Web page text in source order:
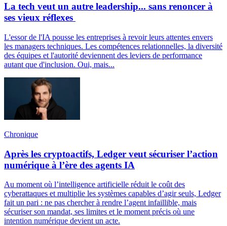
La tech veut un autre leadership... sans renoncer à
ses vieux réflexes
L'essor de l'IA pousse les entreprises à revoir leurs attentes envers
les managers techniques. Les compétences relationnelles, la diversité
des équipes et l'autorité deviennent des leviers de performance
autant que d'inclusion. Oui, mais...
Chronique
Après les cryptoactifs, Ledger veut sécuriser l’action
numérique à l’ère des agents IA
Au moment où l’intelligence artificielle réduit le coût des
cyberattaques et multiplie les systèmes capables d’agir seuls, Ledger
fait un pari : ne pas chercher à rendre l’agent infaillible, mais
sécuriser son mandat, ses limites et le moment précis où une
intention numérique devient un acte.